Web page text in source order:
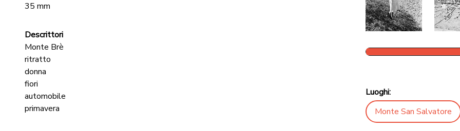
35 mm
Descrittori
Monte Brè
ritratto
donna
fiori
automobile
primavera
Luoghi:
Monte San Salvatore